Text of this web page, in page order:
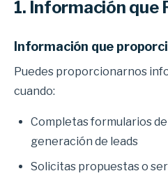
1. Información que
Información que
Puedes proporcionarnos
cuando:
Completas formularios
generación de leads
Solicitas propuestas o